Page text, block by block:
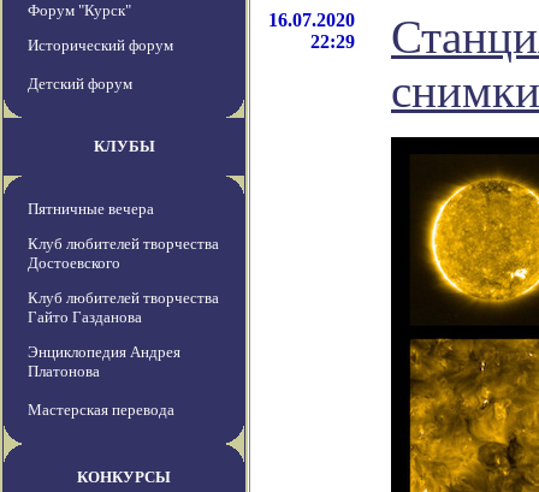
Форум "Курск"
Исторический форум
Детский форум
КЛУБЫ
Пятничные вечера
Клуб любителей творчества
Достоевского
Клуб любителей творчества
Гайто Газданова
Энциклопедия Андрея
Платонова
Мастерская перевода
КОНКУРСЫ
16.07.2020
22:29